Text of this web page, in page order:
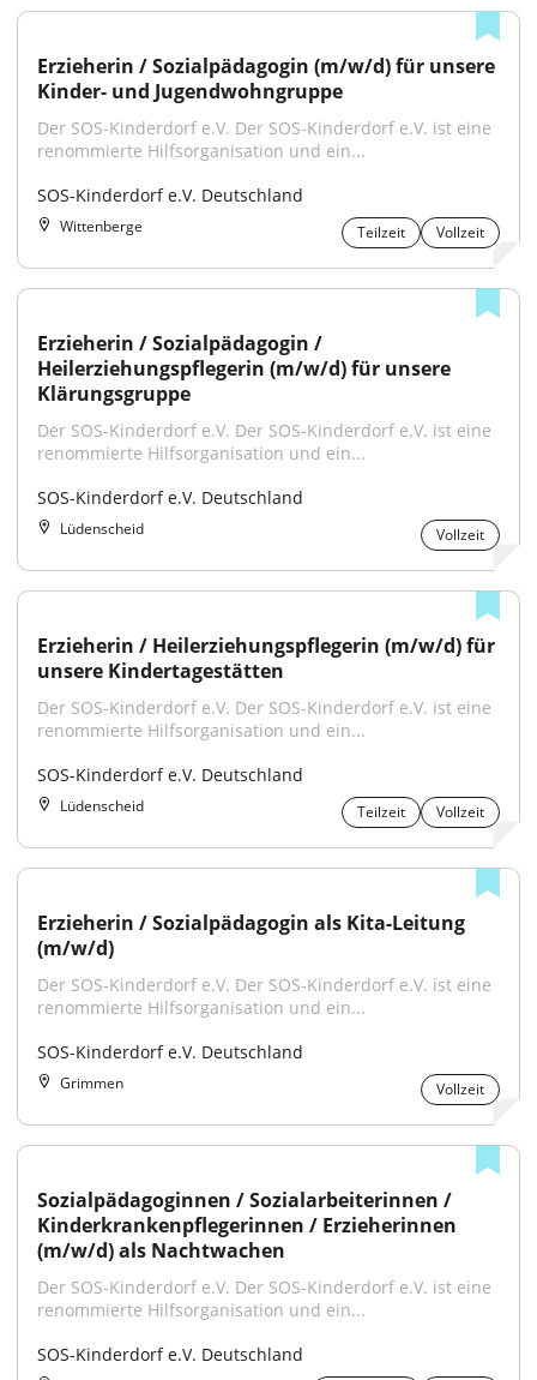
Erzieherin / Sozialpädagogin (m/w/d) für unsere
Kinder- und Jugendwohngruppe
Der SOS-Kinderdorf e.V. Der SOS-Kinderdorf e.V. ist eine
renommierte Hilfsorganisation und ein...
SOS-Kinderdorf e.V. Deutschland
Wittenberge Teilzeit Vollzeit
Erzieherin / Sozialpädagogin /
Heilerziehungspflegerin (m/w/d) für unsere
Klärungsgruppe
Der SOS-Kinderdorf e.V. Der SOS-Kinderdorf e.V. ist eine
renommierte Hilfsorganisation und ein...
SOS-Kinderdorf e.V. Deutschland
Lüdenscheid Vollzeit
Erzieherin / Heilerziehungspflegerin (m/w/d) für
unsere Kindertagestätten
Der SOS-Kinderdorf e.V. Der SOS-Kinderdorf e.V. ist eine
renommierte Hilfsorganisation und ein...
SOS-Kinderdorf e.V. Deutschland
Lüdenscheid Teilzeit Vollzeit
Erzieherin / Sozialpädagogin als Kita-Leitung
(m/w/d)
Der SOS-Kinderdorf e.V. Der SOS-Kinderdorf e.V. ist eine
renommierte Hilfsorganisation und ein...
SOS-Kinderdorf e.V. Deutschland
Grimmen Vollzeit
Sozialpädagoginnen / Sozialarbeiterinnen /
Kinderkrankenpflegerinnen / Erzieherinnen
(m/w/d) als Nachtwachen
Der SOS-Kinderdorf e.V. Der SOS-Kinderdorf e.V. ist eine
renommierte Hilfsorganisation und ein...
SOS-Kinderdorf e.V. Deutschland